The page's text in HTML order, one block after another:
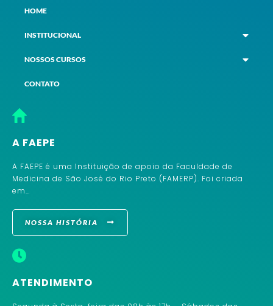
HOME
INSTITUCIONAL
NOSSOS CURSOS
CONTATO
A FAEPE
A FAEPE é uma Instituição de apoio da Faculdade de
Medicina de São José do Rio Preto (FAMERP). Foi criada
em…
NOSSA HISTÓRIA
ATENDIMENTO